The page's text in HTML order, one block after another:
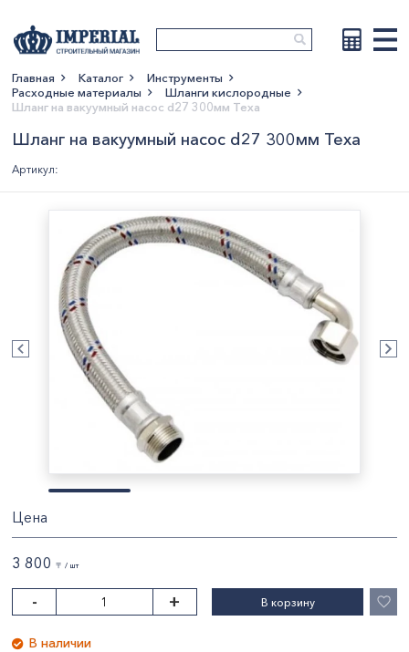
Показать больше
Главная Каталог
Инструменты
Расходные материалы
Шланги кислородные
Шланг на вакуумный насос d27 300мм Texa
Шланг на вакуумный насос d27 300мм Texa
Артикул:
Цена
3 800 〒 / шт
- + В корзину
В наличии